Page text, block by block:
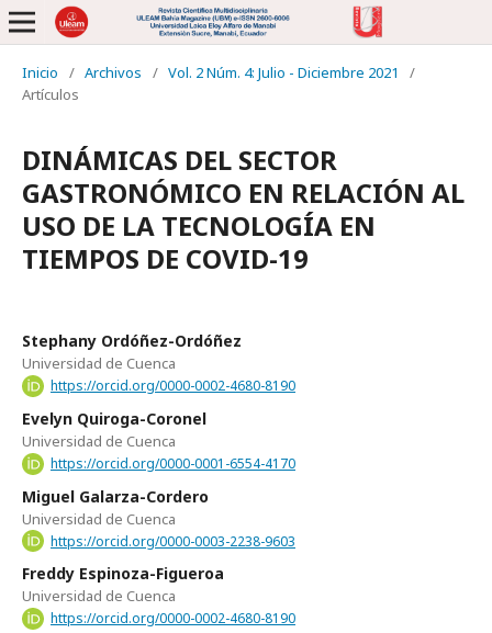
Inicio / Archivos / Vol. 2 Núm. 4: Julio - Diciembre 2021
/
Artículos
DINÁMICAS DEL SECTOR
GASTRONÓMICO EN RELACIÓN AL
USO DE LA TECNOLOGÍA EN
TIEMPOS DE COVID-19
Stephany Ordóñez-Ordóñez
Universidad de Cuenca
https://orcid.org/0000-0002-4680-8190
Evelyn Quiroga-Coronel
Universidad de Cuenca
https://orcid.org/0000-0001-6554-4170
Miguel Galarza-Cordero
Universidad de Cuenca
https://orcid.org/0000-0003-2238-9603
Freddy Espinoza-Figueroa
Universidad de Cuenca
https://orcid.org/0000-0002-4680-8190